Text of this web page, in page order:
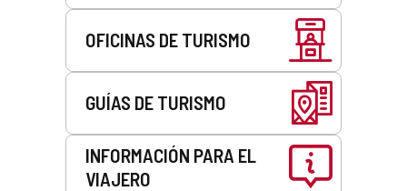
OFICINAS DE TURISMO
GUÍAS DE TURISMO
INFORMACIÓN PARA EL
VIAJERO